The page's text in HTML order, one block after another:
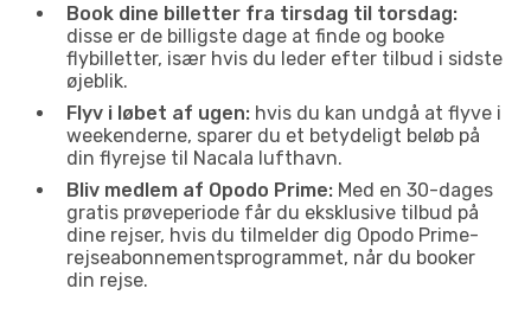
Book dine billetter fra tirsdag til torsdag:
disse er de billigste dage at finde og booke
flybilletter, især hvis du leder efter tilbud i sidste
øjeblik.
Flyv i løbet af ugen: hvis du kan undgå at flyve i
weekenderne, sparer du et betydeligt beløb på
din flyrejse til Nacala lufthavn.
Bliv medlem af Opodo Prime: Med en 30-dages
gratis prøveperiode får du eksklusive tilbud på
dine rejser, hvis du tilmelder dig Opodo Prime-
rejseabonnementsprogrammet, når du booker
din rejse.